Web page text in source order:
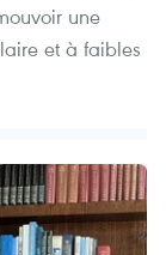
une
et à faibles